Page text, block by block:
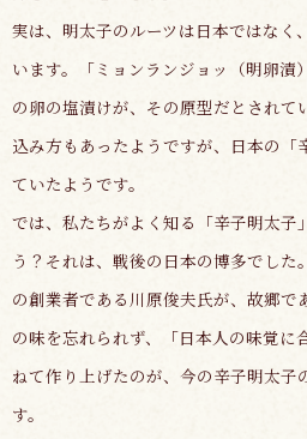
実は、明太子のルーツは日本ではなく
います。「ミョンランジョッ（明卵漬
の卵の塩漬けが、その原型だとされて
込み方もあったようですが、日本の「
ていたようです。
では、私たちがよく知る「辛子明太子
う？それは、戦後の日本の博多でした
の創業者である川原俊夫氏が、故郷で
の味を忘れられず、「日本人の味覚に
ねて作り上げたのが、今の辛子明太子
す。